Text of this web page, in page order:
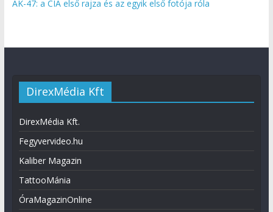
AK-47: a CIA első rajza és az egyik első fotója róla
DirexMédia Kft
DirexMédia Kft.
Fegyvervideo.hu
Kaliber Magazin
TattooMánia
ÓraMagazinOnline